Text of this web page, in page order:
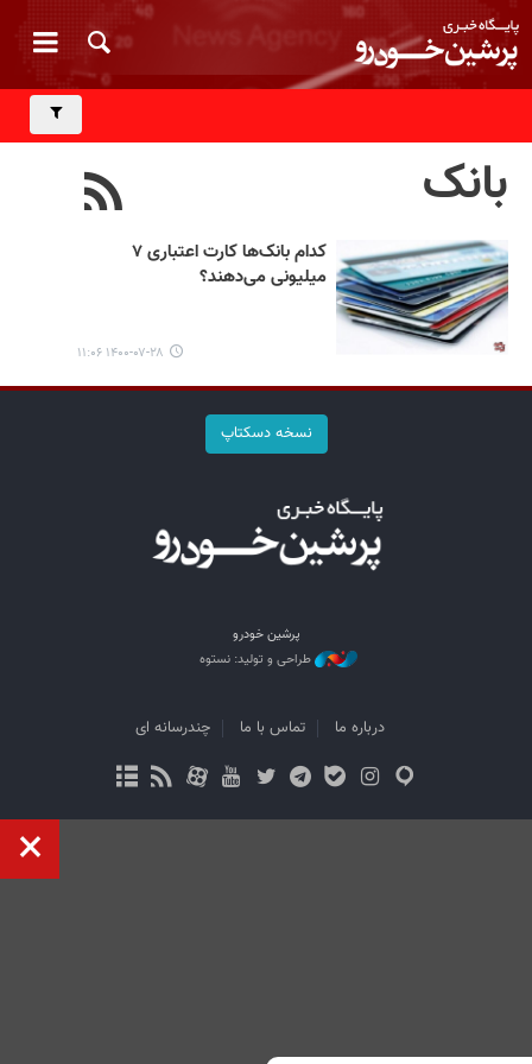
بانک
کدام بانک‌ها کارت اعتباری ۷
میلیونی می‌دهند؟
۱۴۰۰-۰۷-۲۸ ۱۱:۰۶
نسخه دسکتاپ
پرشین خودرو
طراحی و تولید: نستوه
درباره ما تماس با ما چندرسانه ای